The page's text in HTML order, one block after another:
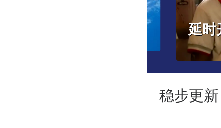
延时开放！暑期过半，丰台这些博物馆的“夏令时”还在继续→
稳步更